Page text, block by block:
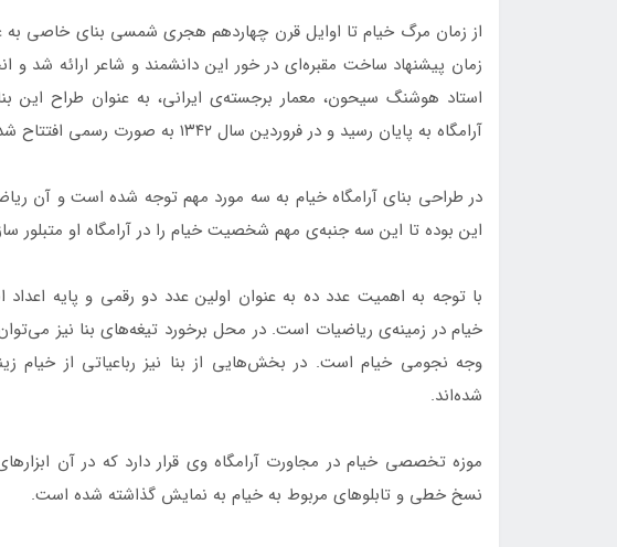
از زمان مرگ خیام تا اوایل قرن چهاردهم هجری شمسی بنای خاصی به
زمان پیشنهاد ساخت مقبره‌ای در خور این دانشمند و شاعر ارائه شد و
آرامگاه به پایان رسید و در فروردین سال ۱۳۴۲ به صورت رسمی افتتاح شد.
در طراحی بنای آرامگاه خیام به سه مورد مهم توجه شده است و آن
این بوده تا این سه جنبه‌ی مهم شخصیت خیام را در آرامگاه او متبلور
با توجه به اهمیت عدد ده به عنوان اولین عدد دو رقمی و پایه
خیام در زمینه‌ی ریاضیات است. در محل برخورد تیغه‌های بنا نیز
وجه نجومی خیام است. در بخش‌هایی از بنا نیز رباعیاتی از خیام
شده‌اند.
موزه تخصصی خیام در مجاورت آرامگاه وی قرار دارد که در آن
نسخ خطی و تابلوهای مربوط به خیام به نمایش گذاشته شده است.